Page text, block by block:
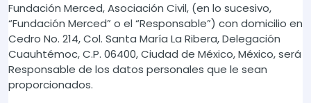
Fundación Merced, Asociación Civil, (en lo sucesivo,
“Fundación Merced” o el “Responsable”) con domicilio en
Cedro No. 214, Col. Santa María La Ribera, Delegación
Cuauhtémoc, C.P. 06400, Ciudad de México, México, será
Responsable de los datos personales que le sean
proporcionados.